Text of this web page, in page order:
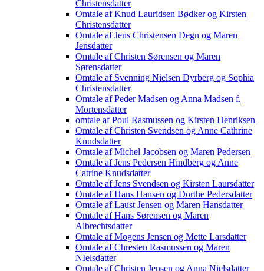
Christensdatter
Omtale af Knud Lauridsen Bødker og Kirsten
Christensdatter
Omtale af Jens Christensen Degn og Maren
Jensdatter
Omtale af Christen Sørensen og Maren
Sørensdatter
Omtale af Svenning Nielsen Dyrberg og Sophia
Christensdatter
Omtale af Peder Madsen og Anna Madsen f.
Mortensdatter
omtale af Poul Rasmussen og Kirsten Henriksen
Omtale af Christen Svendsen og Anne Cathrine
Knudsdatter
Omtale af Michel Jacobsen og Maren Pedersen
Omtale af Jens Pedersen Hindberg og Anne
Catrine Knudsdatter
Omtale af Jens Svendsen og Kirsten Laursdatter
Omtale af Hans Hansen og Dorthe Pedersdatter
Omtale af Laust Jensen og Maren Hansdatter
Omtale af Hans Sørensen og Maren
Albrechtsdatter
Omtale af Mogens Jensen og Mette Larsdatter
Omtale af Chresten Rasmussen og Maren
NIelsdatter
Omtale af Christen Jensen og Anna Nielsdatter